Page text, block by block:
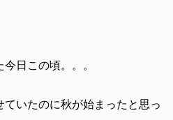
日この頃。。。
いたのに秋が始まったと思っ